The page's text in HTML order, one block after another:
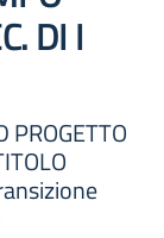
DI I